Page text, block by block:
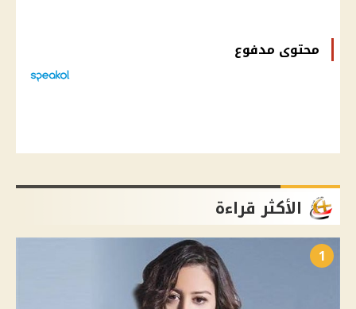
محتوى مدفوع
الأكثر قراءة
1